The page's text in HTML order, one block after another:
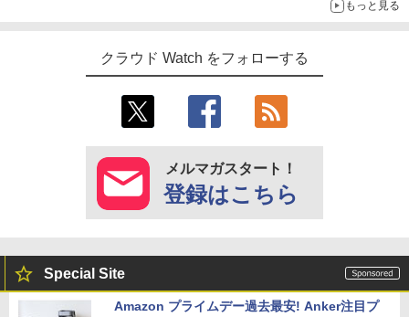
もっと見る
クラウド Watch をフォローする
メルマガスタート！
登録はこちら
Special Site
Amazon プライムデー過去最安! Anker注目プ